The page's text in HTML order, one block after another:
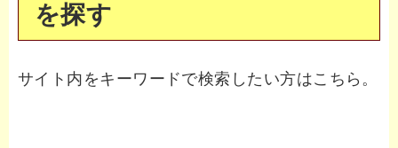
を探す
サイト内をキーワードで検索したい方はこちら。